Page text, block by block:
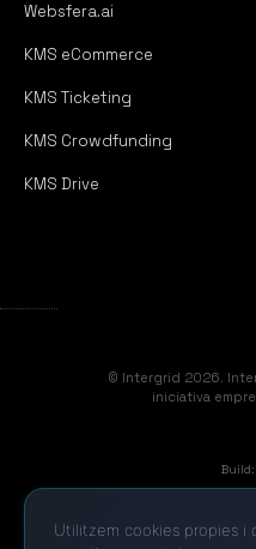
Utilitzem cookies propies i
Websfera.ai
KMS eCommerce
KMS Ticketing
KMS Crowdfunding
KMS Drive
© Intergrid 2026.
iniciativa
Build: